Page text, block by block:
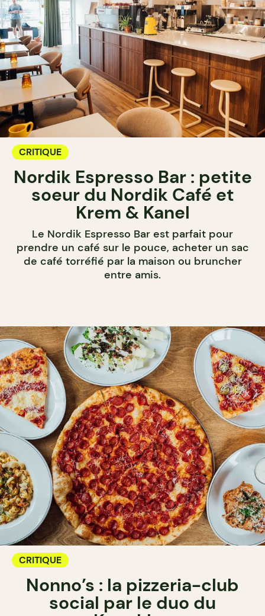
CRITIQUE
Nordik Espresso Bar : petite
soeur du Nordik Café et
Krem & Kanel
Le Nordik Espresso Bar est parfait pour
prendre un café sur le pouce, acheter un sac
de café torréfié par la maison ou bruncher
entre amis.
CRITIQUE
Nonno’s : la pizzeria-club
social par le duo du